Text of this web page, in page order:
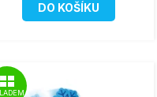
DO KOŠÍKU